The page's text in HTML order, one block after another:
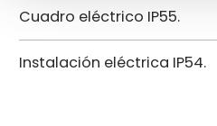
Cuadro eléctrico IP55.
Instalación eléctrica IP54.